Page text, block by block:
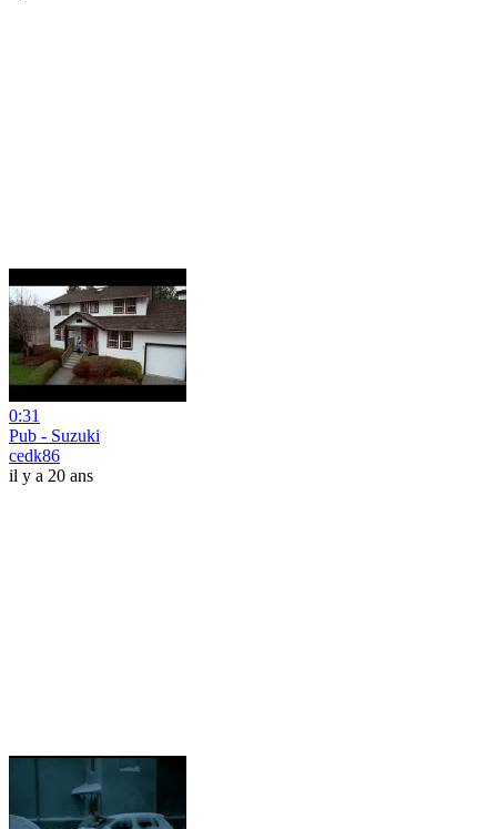
0:31
Pub - Suzuki
cedk86
il y a 20 ans